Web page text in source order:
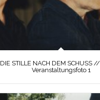
DIE STILLE NACH DEM SCHUSS
Veranstaltungsfoto 1